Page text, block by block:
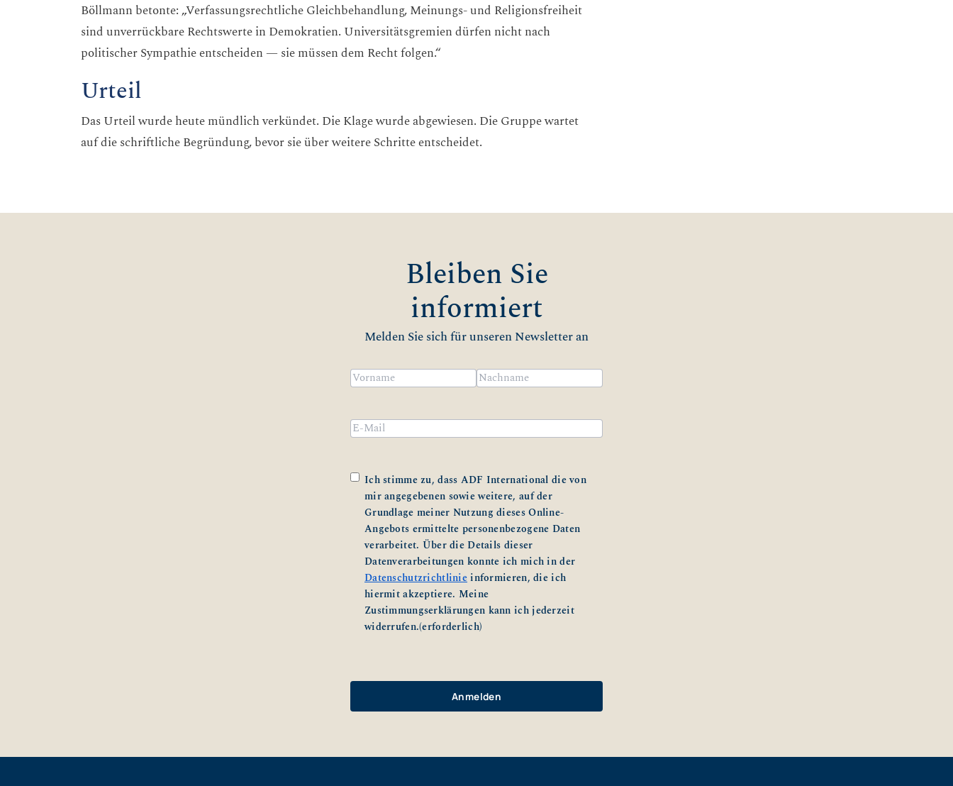
Böllmann betonte: „Verfassungsrechtliche Gleichbehandlung, Meinungs- und Religionsfreiheit
sind unverrückbare Rechtswerte in Demokratien. Universitätsgremien dürfen nicht nach
politischer Sympathie entscheiden — sie müssen dem Recht folgen.“
Urteil
Das Urteil wurde heute mündlich verkündet. Die Klage wurde abgewiesen. Die Gruppe wartet
auf die schriftliche Begründung, bevor sie über weitere Schritte entscheidet.
Bleiben Sie
informiert
Melden Sie sich für unseren Newsletter an
Name(erforderlich)
Email
Zustimmung (erforderlich)
Ich stimme zu, dass ADF International die von
mir angegebenen sowie weitere, auf der
Grundlage meiner Nutzung dieses Online-
Angebots ermittelte personenbezogene Daten
verarbeitet. Über die Details dieser
Datenverarbeitungen konnte ich mich in der
Datenschutzrichtlinieinformieren, die ich
hiermit akzeptiere. Meine
Zustimmungserklärungen kann ich jederzeit
widerrufen.(erforderlich)